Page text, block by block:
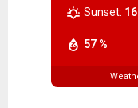
57 %
Sunset: